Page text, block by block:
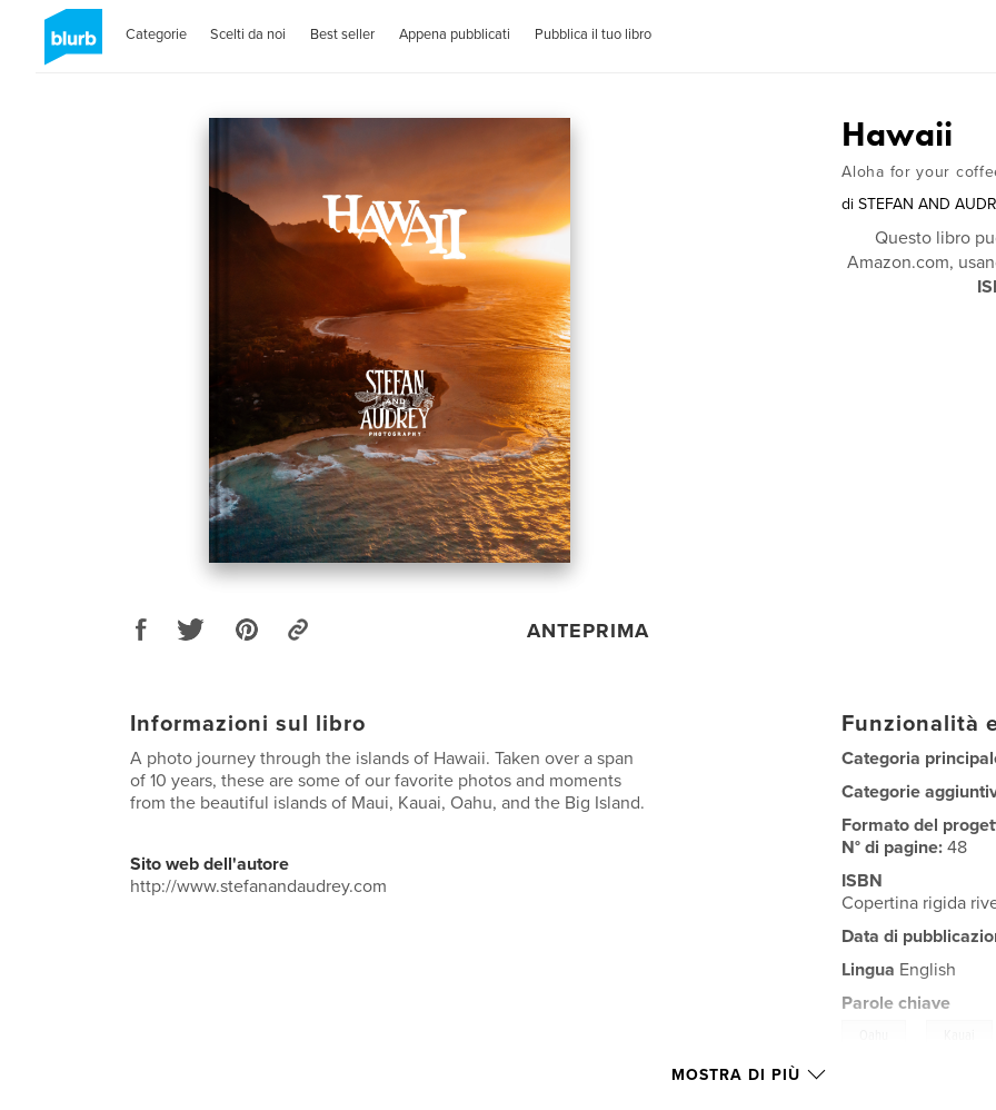
Categorie Scelti da noi Best seller Appena pubblicati Pubblica il tuo libro
ANTEPRIMA
Hawaii
Aloha for your
di STEFAN AND
Questo libro
Amazon.com,
Informazioni sul libro
A photo journey through the islands of Hawaii. Taken over a span
of 10 years, these are some of our favorite photos and moments
from the beautiful islands of Maui, Kauai, Oahu, and the Big Island.
Sito web dell'autore
http://www.stefanandaudrey.com
Funzionalità
Categoria
Categorie
Formato del
N° di pagine:48
ISBN
Copertina rigida
Data di
Lingua English
Parole chiave
MOSTRA DI PIÙ